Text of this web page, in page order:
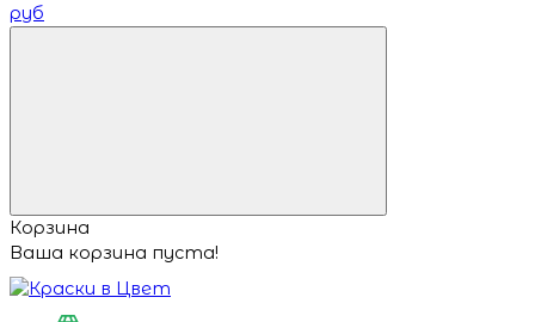
руб
Корзина
Ваша корзина пуста!